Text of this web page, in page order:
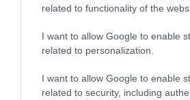
related to functionality of the
I want to allow Google to enable
related to personalization.
I want to allow Google to enable
related to security, including